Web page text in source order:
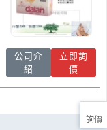
公司介
紹
立即詢
價
詢價